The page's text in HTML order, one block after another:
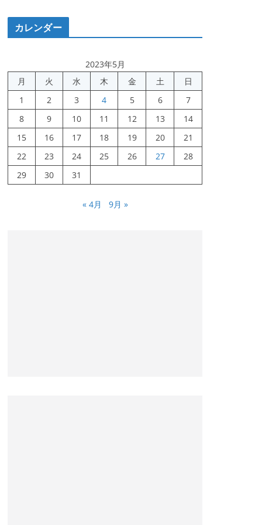
カレンダー
2023年5月
月
火 水 木 金 土
日
1
2 3 4 5 6
7
8
9 10 11 12 13
14
15
16 17 18 19 20
21
22
23 24 25 26 27
28
29
30 31
« 4月 9月 »